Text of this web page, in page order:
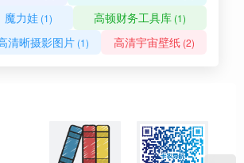
魔力娃 (1) 高顿财务工具库 (1)
清晰摄影图片(1) 高清宇宙壁纸(2)